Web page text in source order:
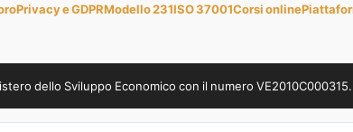
Privacy e GDPRModello 231ISO 37001Corsi online
dello Sviluppo Economico con il numero VE2010C000315.